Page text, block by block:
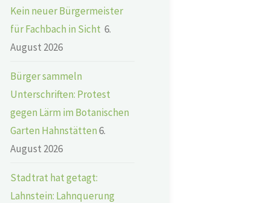
Kein neuer Bürgermeister
für Fachbach in Sicht 6.
August 2026
Bürger sammeln
Unterschriften: Protest
gegen Lärm im Botanischen
Garten Hahnstätten6.
August 2026
Stadtrat hat getagt:
Lahnstein: Lahnquerung